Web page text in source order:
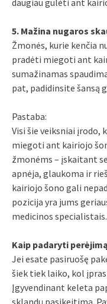
daugiau gulėti ant
5. Mažina nugaros
Žmonės, kurie kenčia
pradėti miegoti ant
sumažinamas
pat, padidinsite šansą
Pastaba:
Visi šie veiksniai įrodo,
miegoti ant kairiojo
žmonėms – įskaitant
apnėja, glaukoma ir
kairiojo šono gali
pozicija yra jums
medicinos specialistais.
Kaip padaryti
Jei esate pasiruošę
šiek tiek laiko, kol
Įgyvendinant keleta
sklandų pasikeitimą.